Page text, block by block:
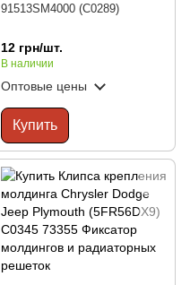
91513SM4000 (C0289)
12 грн/шт.
В наличии
Оптовые цены
Купить